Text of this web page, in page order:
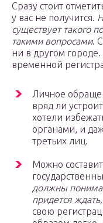
Сразу стоит
у вас не получится.
существует такого
такими вопросами.
ни в другом
временной
Личное
вряд ли
хотели
органами, и
третьих лиц.
Можно
должны
придется
свою